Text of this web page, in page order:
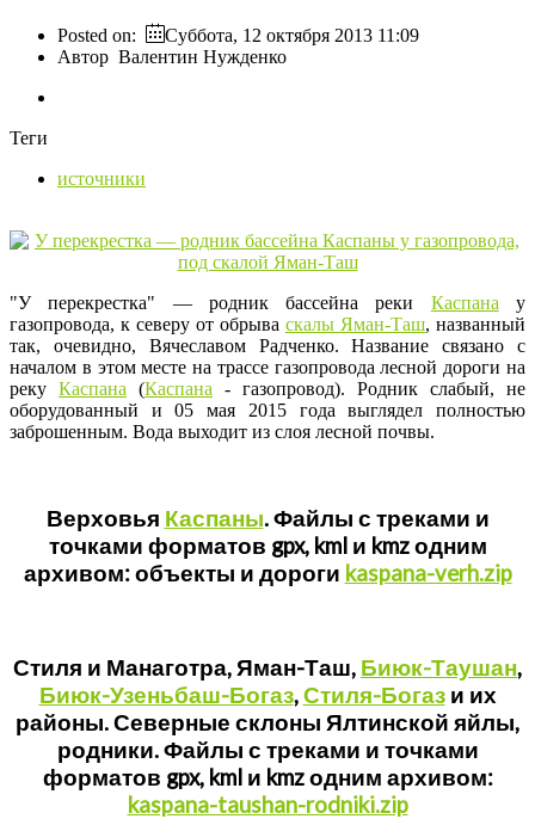
Posted on:
Суббота, 12 октября 2013 11:09
Автор Валентин Нужденко
Теги
источники
"У перекрестка" — родник бассейна реки Каспана у
газопровода, к северу от обрыва скалы Яман-Таш, названный
так, очевидно, Вячеславом Радченко. Название связано с
началом в этом месте на трассе газопровода лесной дороги на
реку Каспана (Каспана - газопровод). Родник слабый, не
оборудованный и 05 мая 2015 года выглядел полностью
заброшенным. Вода выходит из слоя лесной почвы.
Верховья Каспаны. Файлы с треками и
точками форматов gpx, kml и kmz одним
архивом: объекты и дороги kaspana-verh.zip
Стиля и Манаготра, Яман-Таш, Биюк-Таушан,
Биюк-Узеньбаш-Богаз,Стиля-Богази их
районы. Северные склоны Ялтинской яйлы,
родники. Файлы с треками и точками
форматов gpx, kml и kmz одним архивом:
kaspana-taushan-rodniki.zip